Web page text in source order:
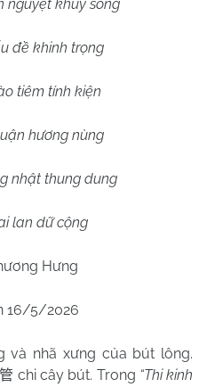
nguyệt khuy song
đề khinh trọng
tiêm tính kiện
hương nùng
nhật thung dung
lan dữ cộng
Hưng
16/5/2026
và nhã xưng của bút lông.
管 chi cây bút. Trong “Thi kinh